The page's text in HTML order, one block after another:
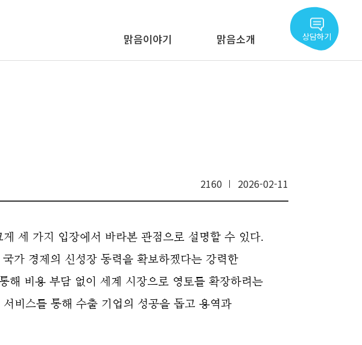
상담하기
맑음이야기 맑음소개
2160 2026-02-11
세 가지 입장에서 바라본 관점으로 설명할 수 있다.
가 경제의 신성장 동력을 확보하겠다는 강력한
해 비용 부담 없이 세계 시장으로 영토를 확장하려는
서비스를 통해 수출 기업의 성공을 돕고 용역과